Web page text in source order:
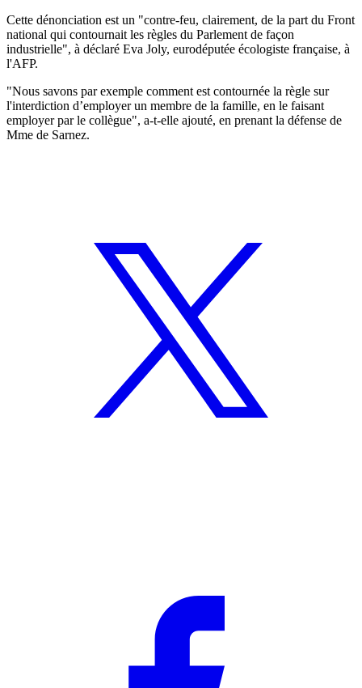
Cette dénonciation est un "contre-feu, clairement, de la part du Front
national qui contournait les règles du Parlement de façon
industrielle", à déclaré Eva Joly, eurodéputée écologiste française, à
l'AFP.
"Nous savons par exemple comment est contournée la règle sur
l'interdiction d’employer un membre de la famille, en le faisant
employer par le collègue", a-t-elle ajouté, en prenant la défense de
Mme de Sarnez.